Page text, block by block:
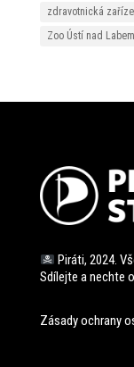
zdravotnická
Zoo Ústí nad Labem
Piráti, 2024.
Sdílejte a nechte
Zásady ochrany